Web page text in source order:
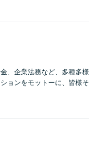
、企業法務など、多種多
ョンをモットーに、皆様